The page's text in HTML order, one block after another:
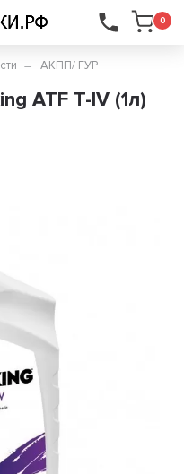
0
...
АКПП/ ГУР
ATF T-IV (1л)